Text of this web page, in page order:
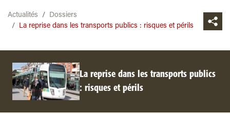
Actualités
Dossiers
La reprise dans les transports publics : risques et périls
La reprise dans les transports publics
: risques et périls